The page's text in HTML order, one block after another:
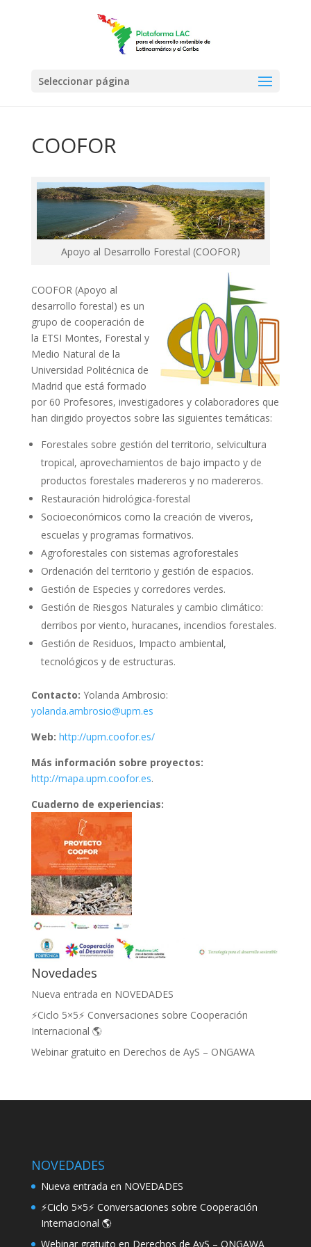
Seleccionar página
COOFOR
Apoyo al Desarrollo Forestal (COOFOR)
COOFOR (Apoyo al
desarrollo forestal) es un
grupo de cooperación de
la ETSI Montes, Forestal y
Medio Natural de la
Universidad Politécnica de
Madrid que está formado
por 60 Profesores, investigadores y colaboradores que
han dirigido proyectos sobre las siguientes temáticas:
Forestales sobre gestión del territorio, selvicultura
tropical, aprovechamientos de bajo impacto y de
productos forestales madereros y no madereros.
Restauración hidrológica-forestal
Socioeconómicos como la creación de viveros,
escuelas y programas formativos.
Agroforestales con sistemas agroforestales
Ordenación del territorio y gestión de espacios.
Gestión de Especies y corredores verdes.
Gestión de Riesgos Naturales y cambio climático:
derribos por viento, huracanes, incendios forestales.
Gestión de Residuos, Impacto ambiental,
tecnológicos y de estructuras.
Contacto: Yolanda Ambrosio:
yolanda.ambrosio@upm.es
Web: http://upm.coofor.es/
Más información sobre proyectos:
http://mapa.upm.coofor.es.
Cuaderno de experiencias:
Novedades
Nueva entrada en NOVEDADES
⚡Ciclo 5×5⚡ Conversaciones sobre Cooperación
Internacional 🌎
Webinar gratuito en Derechos de AyS – ONGAWA
NOVEDADES
Nueva entrada en NOVEDADES
⚡Ciclo 5×5⚡ Conversaciones sobre Cooperación
Internacional 🌎
Webinar gratuito en Derechos de AyS – ONGAWA